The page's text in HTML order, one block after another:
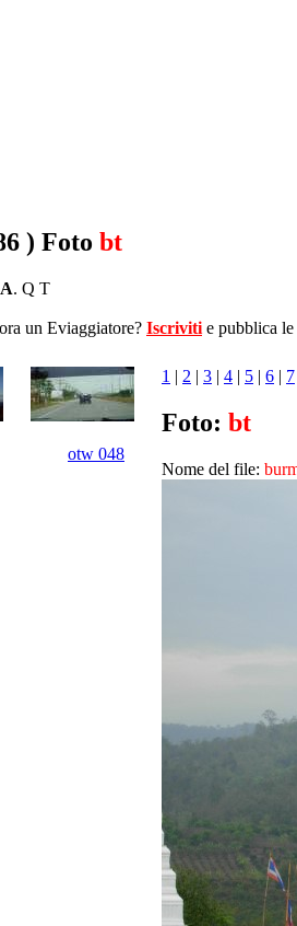
) Foto bt
. Q T
un Eviaggiatore? Iscriviti e pubblica
1 | 2 | 3 | 4 | 5 | 6 | 7
otw 048
Foto: bt
Nome del file: